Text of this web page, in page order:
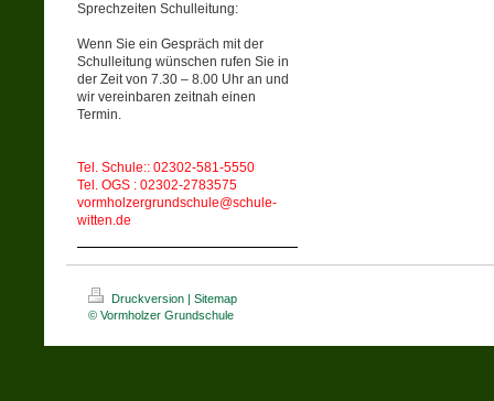
Sprechzeiten Schulleitung:
Wenn Sie ein Gespräch mit der
Schulleitung wünschen rufen Sie in
der Zeit von 7.30 – 8.00 Uhr an und
wir vereinbaren zeitnah einen
Termin.
Tel. Schule:: 02302-581-5550
Tel. OGS : 02302-2783575
vormholzergrundschule@schule-
witten.de
Druckversion | Sitemap
© Vormholzer Grundschule